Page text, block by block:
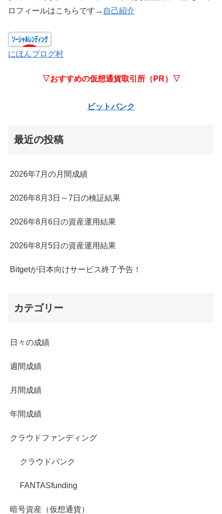
ロフィールはこちらです→ 自己紹介
にほんブログ村
▽おすすめの仮想通貨取引所（PR）▽
ビットバンク
最近の投稿
2026年7月の月間成績
2026年8月3日～7日の検証結果
2026年8月6日の資産運用結果
2026年8月5日の資産運用結果
Bitgetが日本向けサービス終了予告！
カテゴリー
日々の成績
週間成績
月間成績
年間成績
クラウドファンディング
クラウドバンク
FANTASfunding
暗号資産（仮想通貨）